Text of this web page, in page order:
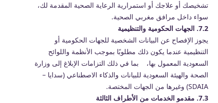
تشخيصك أو علاجك أو استمرارية الرعاية الصحية المقدمة لك،
سواء داخل مرافق مغربي الصحية.
7.2. الجهات الحكومية والتنظيمية
يجوز الإفصاح عن البيانات الشخصية للجهات الحكومية أو
التنظيمية عندما يكون ذلك مطلوبًا بموجب الأنظمة واللوائح
السعودية المعمول بها، بما في ذلك التزامات الإبلاغ إلى وزارة
الصحة والهيئة السعودية للبيانات والذكاء الاصطناعي (سدايا –
SDAIA) وغيرها من الجهات المختصة.
7.3. مقدمو الخدمات من الأطراف الثالثة